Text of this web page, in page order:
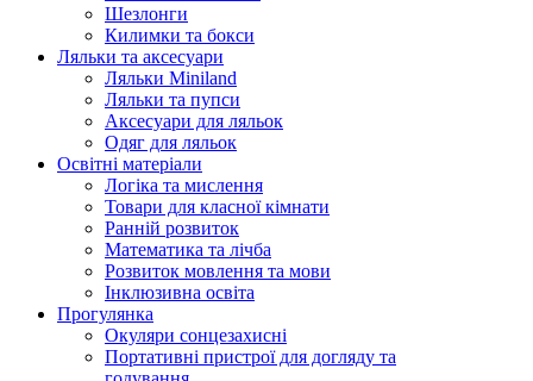
Шезлонги
Килимки та бокси
Ляльки та аксесуари
Ляльки Miniland
Ляльки та пупси
Аксесуари для ляльок
Одяг для ляльок
Освітні матеріали
Логіка та мислення
Товари для класної кімнати
Ранній розвиток
Математика та лічба
Розвиток мовлення та мови
Інклюзивна освіта
Прогулянка
Окуляри сонцезахисні
Портативні пристрої для догляду та